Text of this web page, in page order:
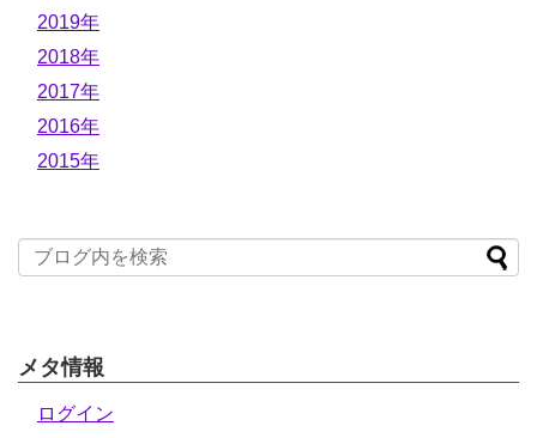
2019年
2018年
2017年
2016年
2015年
メタ情報
ログイン